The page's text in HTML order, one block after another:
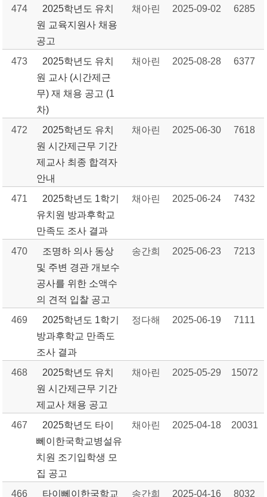
474
2025학년도 유치
원 교육지원사 채용
공고
채아린 2025-09-02 6285
473
2025학년도 유치
원 교사 (시간제근
무) 재 채용 공고 (1
차)
채아린 2025-08-28 6377
472
2025학년도 유치
원 시간제근무 기간
제교사 최종 합격자
안내
채아린 2025-06-30 7618
471
2025학년도 1학기
유치원 방과후학교
만족도 조사 결과
채아린 2025-06-24 7432
470
조명하 의사 동상
및 주변 경관 개보수
공사를 위한 소액수
의 견적 입찰 공고
송간희 2025-06-23 7213
469
2025학년도 1학기
방과후학교 만족도
조사 결과
정다해 2025-06-19 7111
468
2025학년도 유치
원 시간제근무 기간
제교사 채용 공고
채아린 2025-05-29 15072
467
2025학년도 타이
뻬이한국학교병설유
치원 조기입학생 모
집 공고
채아린 2025-04-18 20031
466 타이뻬이한국학교 송간희 2025-04-16 8032